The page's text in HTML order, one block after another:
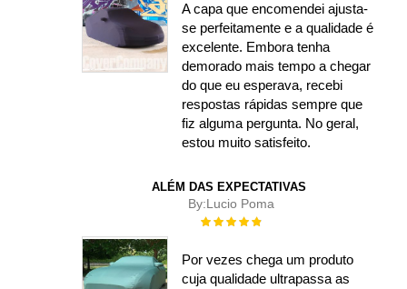
A capa que encomendei ajusta-
se perfeitamente e a qualidade é
excelente. Embora tenha
demorado mais tempo a chegar
do que eu esperava, recebi
respostas rápidas sempre que
fiz alguma pergunta. No geral,
estou muito satisfeito.
ALÉM DAS EXPECTATIVAS
By:Lucio Poma
Rating:
Por vezes chega um produto
cuja qualidade ultrapassa as